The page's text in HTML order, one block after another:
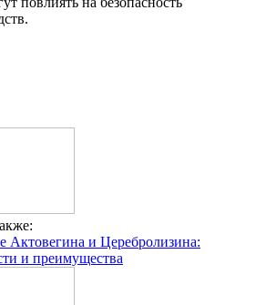
Актовегина и Церебролизина:
и преимущества